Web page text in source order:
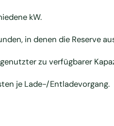
kW.
in denen die Reserve
zu verfügbarer
je Lade-/Entladevorgang.